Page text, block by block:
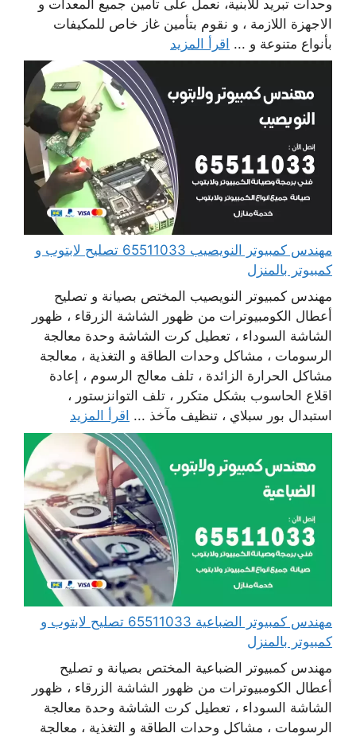
وحدات تبريد للابنية، نعمل على تأمين جميع المعدات و
الاجهزة اللازمة ، و نقوم بتأمين غاز خاص للمكيفات
بأنواع متنوعة و ... اقرأ المزيد
مهندس كمبيوتر النويصيب 65511033 تصليح لابتوب و
كمبيوتر بالمنزل
مهندس كمبيوتر النويصيب المختص بصيانة و تصليح
أعطال الكومبيوترات من ظهور الشاشة الزرقاء ، ظهور
الشاشة السوداء ، تعطيل كرت الشاشة وحدة معالجة
الرسومات ، مشاكل وحدات الطاقة و التغذية ، معالجة
مشاكل الحرارة الزائدة ، تلف معالج الرسوم ، إعادة
اقلاع الحاسوب بشكل متكرر ، تلف التوانزستور ،
استبدال بور سبلاي ، تنظيف مآخذ ... اقرأ المزيد
مهندس كمبيوتر الضباعية 65511033 تصليح لابتوب و
كمبيوتر بالمنزل
مهندس كمبيوتر الضباعية المختص بصيانة و تصليح
أعطال الكومبيوترات من ظهور الشاشة الزرقاء ، ظهور
الشاشة السوداء ، تعطيل كرت الشاشة وحدة معالجة
الرسومات ، مشاكل وحدات الطاقة و التغذية ، معالجة